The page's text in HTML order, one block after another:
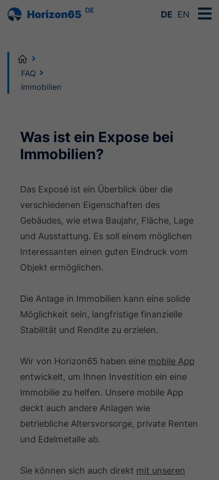
DE DE EN
Home
FAQ
Immobilien
Was ist ein Expose bei
Immobilien?
Das Exposé ist ein Überblick über die
verschiedenen Eigenschaften des
Gebäudes, wie etwa Baujahr, Fläche, Lage
und Ausstattung. Es soll einem möglichen
Interessanten einen guten Eindruck vom
Objekt ermöglichen.
Die Anlage in Immobilien kann eine solide
Möglichkeit sein, langfristige finanzielle
Stabilität und Rendite zu erzielen.
Wir von Horizon65 haben eine mobile App
entwickelt, um Ihnen Investition ein eine
Immobilie zu helfen. Unsere mobile App
deckt auch andere Anlagen wie
betriebliche Altersvorsorge, private Renten
und Edelmetalle ab.
Sie können sich auch direkt mit unseren